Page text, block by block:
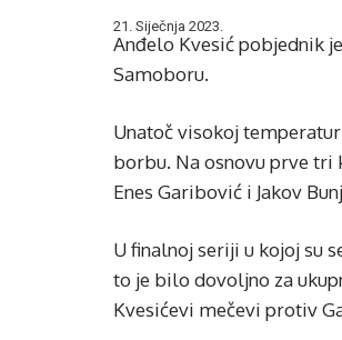
21. Siječnja 2023.
Anđelo Kvesić pobjednik
Samoboru.
Unatoč visokoj
borbu. Na osnovu prve tri
Enes Garibović i Jakov
U finalnoj seriji u kojoj su
to je bilo dovoljno za
Kvesićevi mečevi protiv